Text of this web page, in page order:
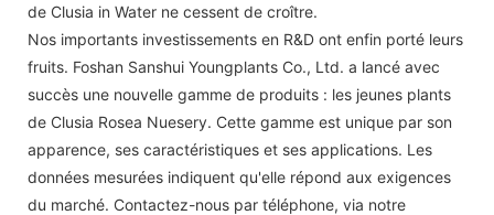
de Clusia in Water ne cessent de croître.
Nos importants investissements en R&D ont enfin porté leurs
fruits. Foshan Sanshui Youngplants Co., Ltd. a lancé avec
succès une nouvelle gamme de produits : les jeunes plants
de Clusia Rosea Nuesery. Cette gamme est unique par son
apparence, ses caractéristiques et ses applications. Les
données mesurées indiquent qu'elle répond aux exigences
du marché. Contactez-nous par téléphone, via notre